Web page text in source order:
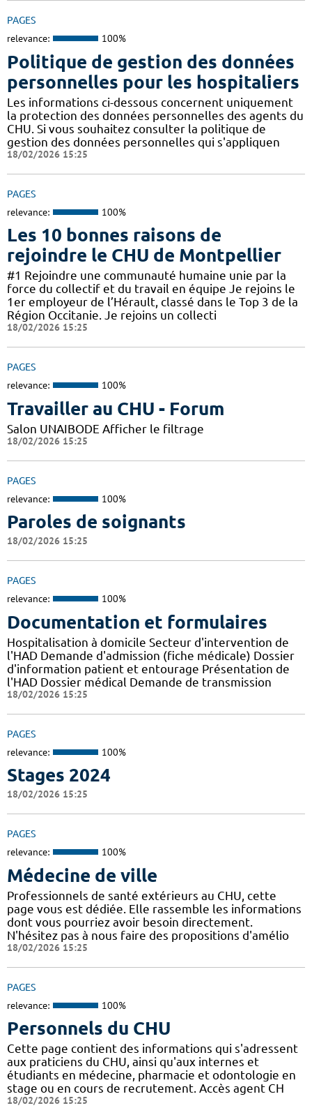
PAGES
relevance: 100%
Politique de gestion des données
personnelles pour les hospitaliers
Les informations ci-dessous concernent uniquement
la protection des données personnelles des agents du
CHU. Si vous souhaitez consulter la politique de
gestion des données personnelles qui s'appliquen
18/02/2026 15:25
PAGES
relevance: 100%
Les 10 bonnes raisons de
rejoindre le CHU de Montpellier
#1 Rejoindre une communauté humaine unie par la
force du collectif et du travail en équipe Je rejoins le
1er employeur de l’Hérault, classé dans le Top 3 de la
Région Occitanie. Je rejoins un collecti
18/02/2026 15:25
PAGES
relevance: 100%
Travailler au CHU - Forum
Salon UNAIBODE Afficher le filtrage
18/02/2026 15:25
PAGES
relevance: 100%
Paroles de soignants
18/02/2026 15:25
PAGES
relevance: 100%
Documentation et formulaires
Hospitalisation à domicile Secteur d'intervention de
l'HAD Demande d'admission (fiche médicale) Dossier
d'information patient et entourage Présentation de
l'HAD Dossier médical Demande de transmission
18/02/2026 15:25
PAGES
relevance: 100%
Stages 2024
18/02/2026 15:25
PAGES
relevance: 100%
Médecine de ville
Professionnels de santé extérieurs au CHU, cette
page vous est dédiée. Elle rassemble les informations
dont vous pourriez avoir besoin directement.
N'hésitez pas à nous faire des propositions d'amélio
18/02/2026 15:25
PAGES
relevance: 100%
Personnels du CHU
Cette page contient des informations qui s'adressent
aux praticiens du CHU, ainsi qu'aux internes et
étudiants en médecine, pharmacie et odontologie en
stage ou en cours de recrutement. Accès agent CH
18/02/2026 15:25